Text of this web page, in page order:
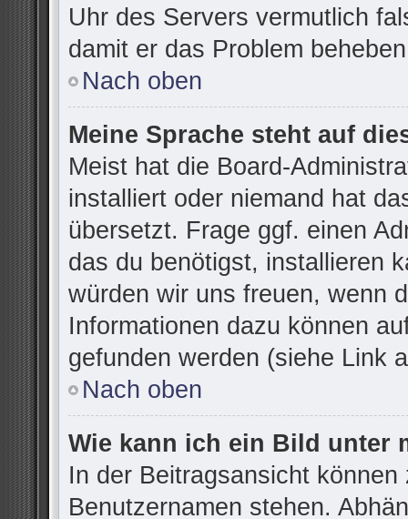
Uhr des Servers vermutlich
damit er das Problem
Nach oben
Meine Sprache steht auf
Meist hat die Board-
installiert oder niemand hat
übersetzt. Frage ggf. einen
das du benötigst, installieren
würden wir uns freuen, wenn
Informationen dazu können
gefunden werden (siehe Link
Nach oben
Wie kann ich ein Bild unter
In der Beitragsansicht
Benutzernamen stehen.